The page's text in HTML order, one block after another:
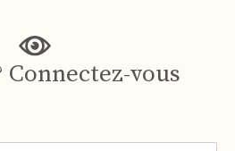
Connectez-vous